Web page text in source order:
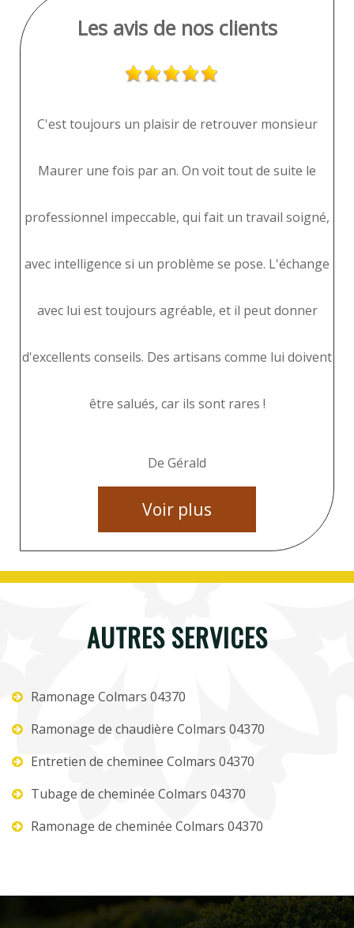
Les avis de nos clients
C'est toujours un plaisir de retrouver monsieur
Maurer une fois par an. On voit tout de suite le
professionnel impeccable, qui fait un travail soigné,
avec intelligence si un problème se pose. L'échange
avec lui est toujours agréable, et il peut donner
d'excellents conseils. Des artisans comme lui doivent
être salués, car ils sont rares !
De Gérald
Voir plus
AUTRES SERVICES
Ramonage Colmars 04370
Ramonage de chaudière Colmars 04370
Entretien de cheminee Colmars 04370
Tubage de cheminée Colmars 04370
Ramonage de cheminée Colmars 04370